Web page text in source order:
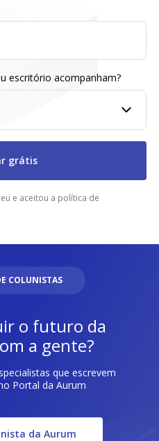
escritório acompanham?
grátis
e aceitou a política de
COLUNISTAS
o futuro da
a gente?
que escrevem
Portal da Aurum
da Aurum